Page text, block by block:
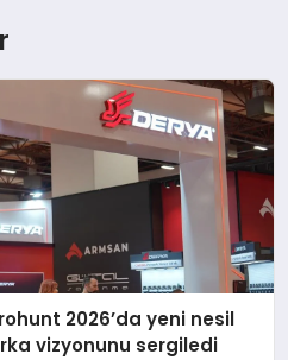
2026’da yeni nesil
vizyonunu sergiledi